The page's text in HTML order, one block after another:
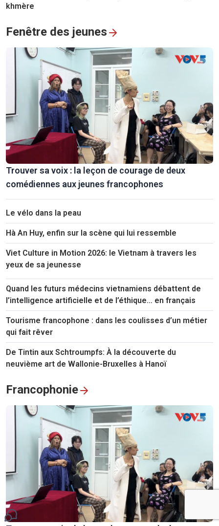
khmère
Fenêtre des jeunes
Trouver sa voix : la leçon de courage de deux
comédiennes aux jeunes francophones
Le vélo dans la peau
Hà An Huy, enfin sur la scène qui lui ressemble
Viet Culture in Motion 2026: le Vietnam à travers les
yeux de sa jeunesse
Quand les futurs médecins vietnamiens débattent de
l’intelligence artificielle et de l’éthique… en français
Tourisme francophone : dans les coulisses d’un métier
qui fait rêver
De Tintin aux Schtroumpfs: À la découverte du
neuvième art de Wallonie-Bruxelles à Hanoï
Francophonie